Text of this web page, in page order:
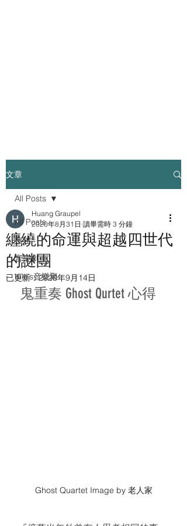
文章
All Posts
自述
音樂劇
Kiki's音樂聚
All Posts
纏繞的命運與超越四世代
的謎團
Huang Graupel
2020年8月31日 讀畢需時 3 分鐘
已更新：2020年9月14日
鬼重奏 Ghost Qurtet 心得
Ghost Quartet Image by 老人家